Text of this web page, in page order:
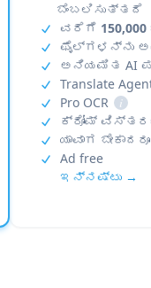
ಬೆಂಬಲಿಸುತ್ತದೆ
ವರೆಗೆ 150,000
ಫೈಲ್‌ಗಳನ್ನು
ಅನಿಯಮಿತ AI
Translate
Pro OCR
i
ಕ್ರೋಮ್
ಯಾವಾಗ
Ad free
ಇನ್ನಷ್ಟು →